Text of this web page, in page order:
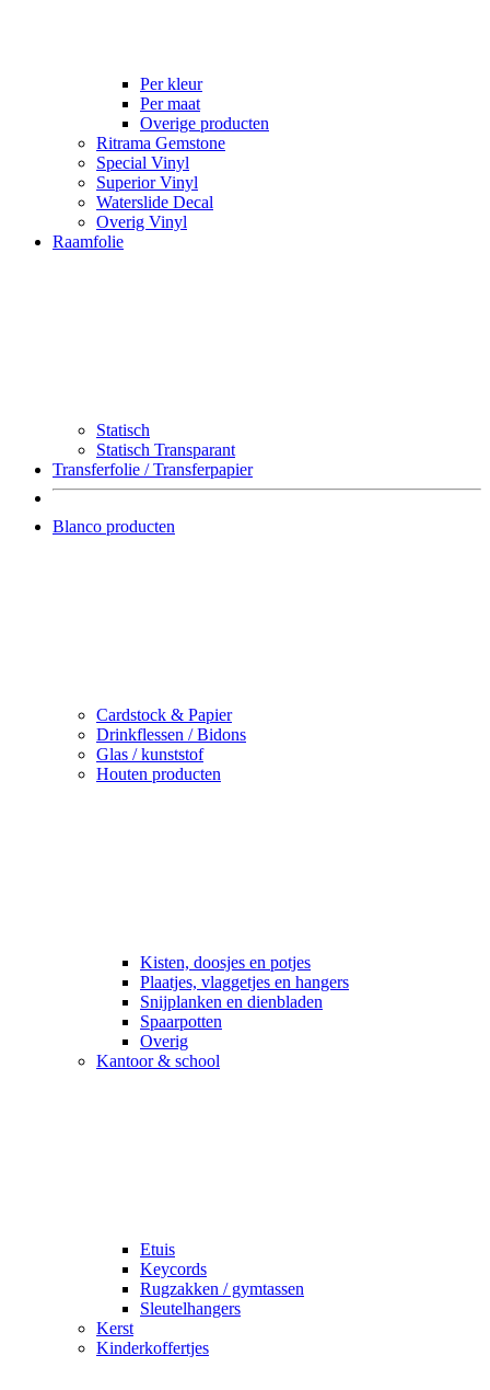
Per kleur
Per maat
Overige producten
Ritrama Gemstone
Special Vinyl
Superior Vinyl
Waterslide Decal
Overig Vinyl
Raamfolie
Statisch
Statisch Transparant
Transferfolie / Transferpapier
Blanco producten
Cardstock & Papier
Drinkflessen / Bidons
Glas / kunststof
Houten producten
Kisten, doosjes en potjes
Plaatjes, vlaggetjes en hangers
Snijplanken en dienbladen
Spaarpotten
Overig
Kantoor & school
Etuis
Keycords
Rugzakken / gymtassen
Sleutelhangers
Kerst
Kinderkoffertjes